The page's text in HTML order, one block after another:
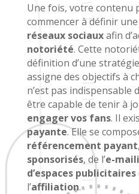
Une fois, votre contenu
commencer à définir une
réseaux sociauxafin
notoriété. Cette
définition d’une
assigne des objectifs à
n’est pas indispensable
être capable de tenir à
engager vos fans. Il
payante. Elle se
référencement payant
sponsorisés, de l’e-
d’espaces publicitaires
l’affiliation.